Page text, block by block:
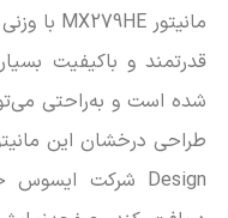
قدرتمند و باکیفیت
شده است و به‌راحتی